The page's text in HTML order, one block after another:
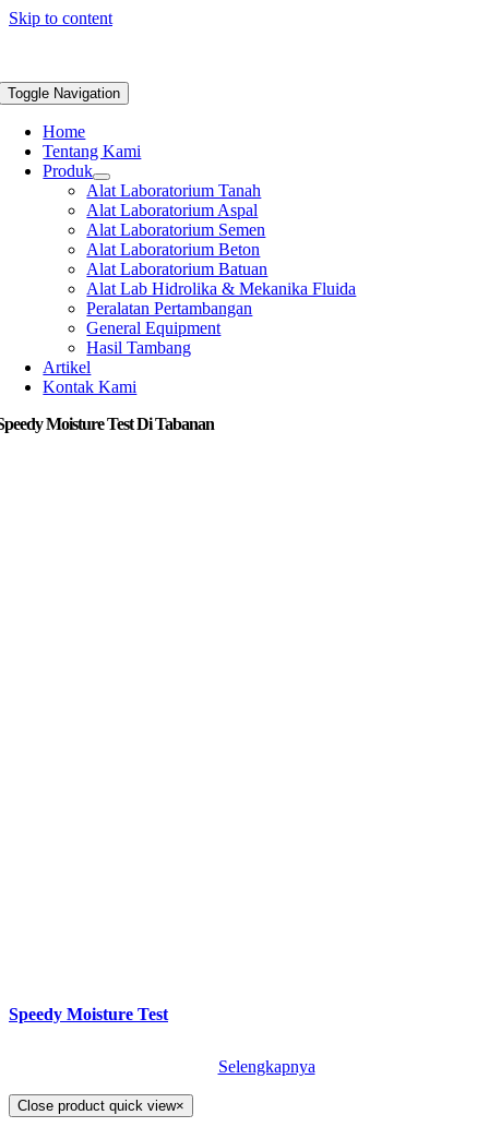
Skip to content
Toggle Navigation
Home
Tentang Kami
Produk
Alat Laboratorium Tanah
Alat Laboratorium Aspal
Alat Laboratorium Semen
Alat Laboratorium Beton
Alat Laboratorium Batuan
Alat Lab Hidrolika & Mekanika Fluida
Peralatan Pertambangan
General Equipment
Hasil Tambang
Artikel
Kontak Kami
Moisture Test Di Tabanan
Speedy Moisture Test
Selengkapnya
Close product quick view×